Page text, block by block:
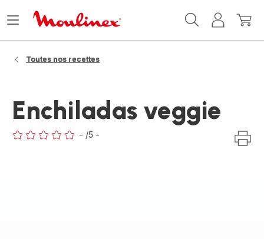
MonMon
Ouvrir
Toutes nos recettes
Enchiladas veggie
- /5 -